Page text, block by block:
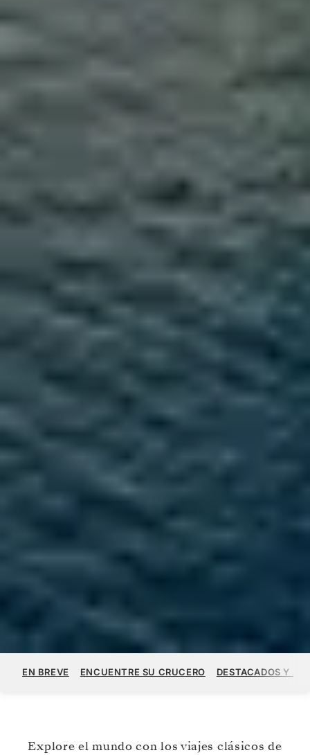
EN BREVE ENCUENTRE SU CRUCERO DESTACADOS Y
Explore el mundo con los viajes clásicos de